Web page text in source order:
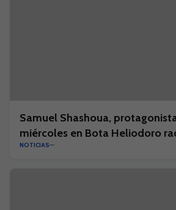
Samuel Shashoua,
miércoles en Bota Heliodoro
NOTICIAS